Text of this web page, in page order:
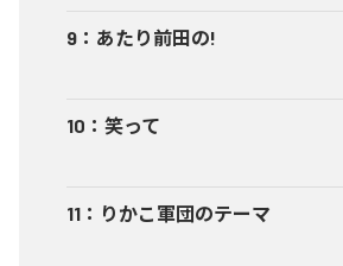
9 ： あたり前田の!
10 ： 笑って
11 ： りかこ軍団のテーマ